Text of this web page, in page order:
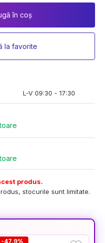
în coș
la favorite
L-V 09:30 - 17:30
produs.
stocurile sunt limitate.
-47.9%